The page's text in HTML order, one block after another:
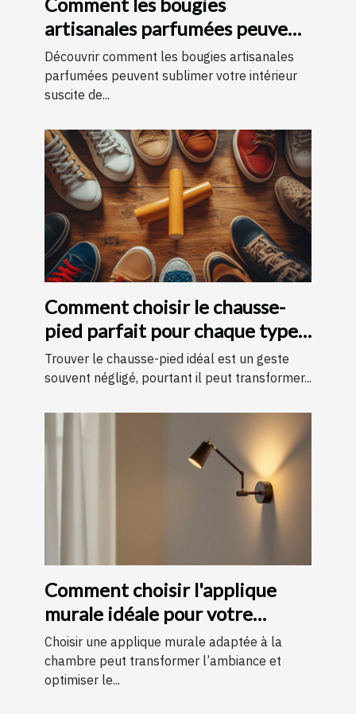
artisanales parfumées peuvent
améliorer votre intérieur
Découvrir comment les bougies artisanales
parfumées peuvent sublimer votre intérieur
suscite de...
Comment choisir le chausse-
pied parfait pour chaque type
de chaussure
Trouver le chausse-pied idéal est un geste
souvent négligé, pourtant il peut transformer...
Comment choisir l'applique
murale idéale pour votre
chambre
Choisir une applique murale adaptée à la
chambre peut transformer l’ambiance et
optimiser le...